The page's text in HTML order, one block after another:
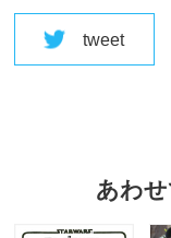
tweet
あわ